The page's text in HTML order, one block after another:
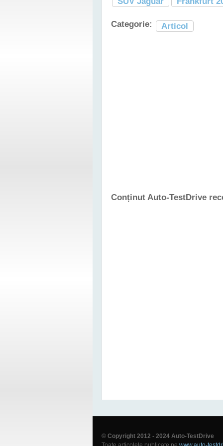
Categorie: Articol
Conținut Auto-TestDrive
© Copyright 2012 - 2024 Auto-TestDrive